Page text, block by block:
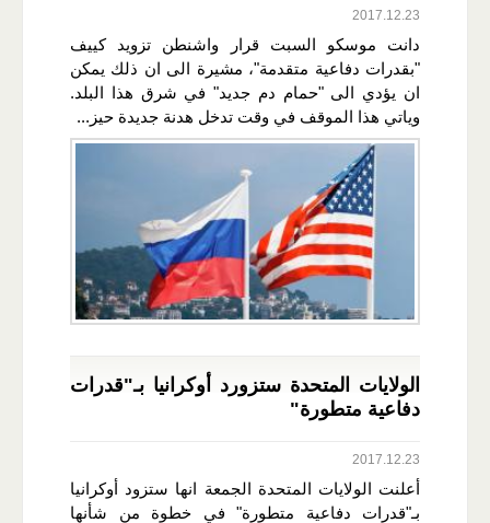
2017.12.23
دانت موسكو السبت قرار واشنطن تزويد كييف
"بقدرات دفاعية متقدمة"، مشيرة الى ان ذلك يمكن
ان يؤدي الى "حمام دم جديد" في شرق هذا البلد.
وياتي هذا الموقف في وقت تدخل هدنة جديدة حيز...
الولايات المتحدة ستزورد أوكرانيا بـ"قدرات
دفاعية متطورة"
2017.12.23
أعلنت الولايات المتحدة الجمعة انها ستزود أوكرانيا
بـ"قدرات دفاعية متطورة" في خطوة من شأنها